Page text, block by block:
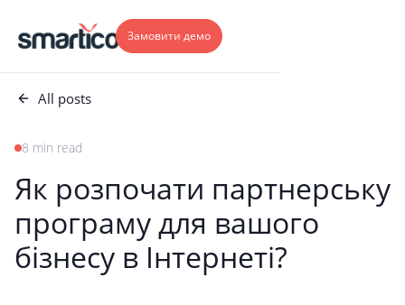
Замовити демо
All posts
8 min read
Як розпочати партнерську
програму для вашого
бізнесу в Інтернеті?